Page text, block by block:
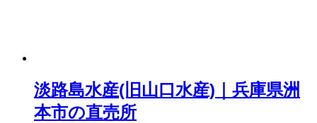
淡路島水産(旧山口水産)｜兵庫県洲
本市の直売所